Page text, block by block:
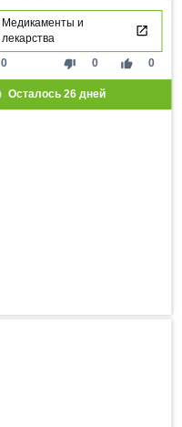
Медикаменты и
лекарства
thumb_down 0 thumb_up 0
0
Осталось 26дней